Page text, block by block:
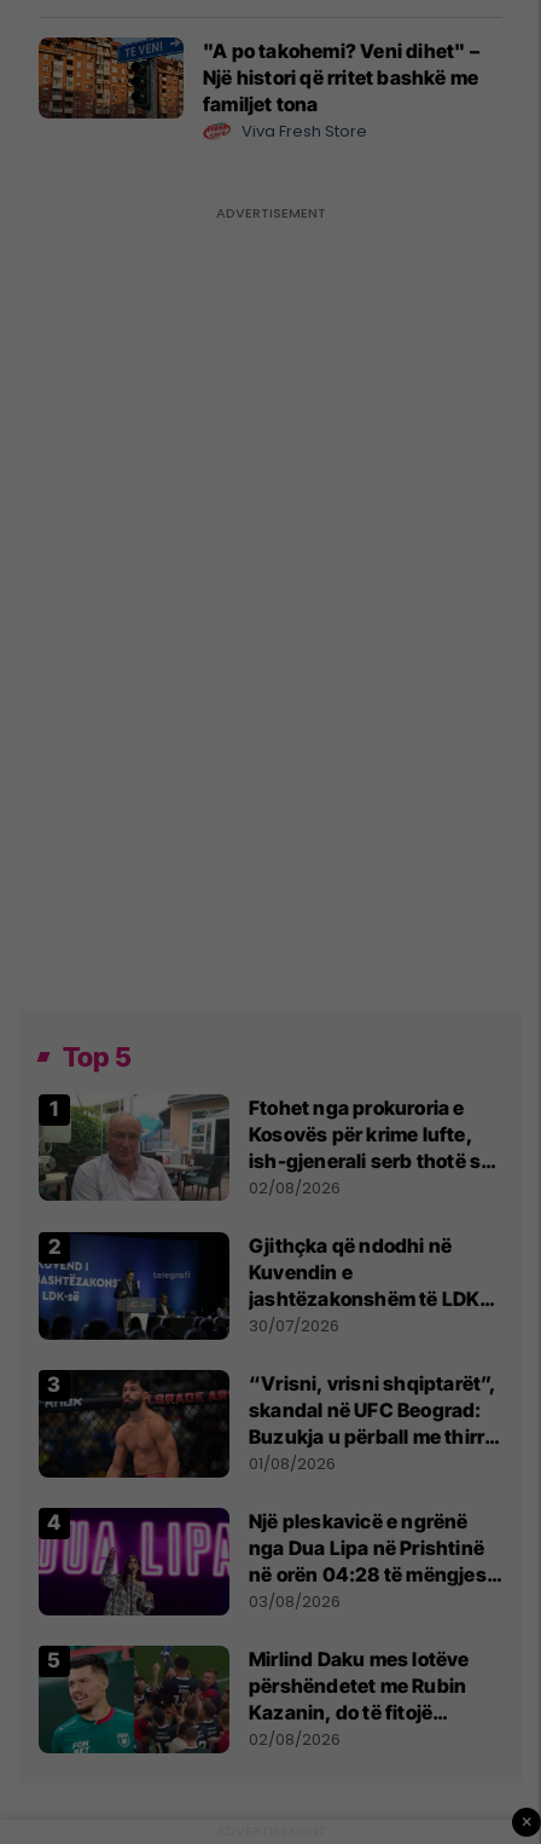
"A po takohemi? Veni dihet" –
Një histori që rritet bashkë me
familjet tona
Viva Fresh Store
Top 5
Ftohet nga prokuroria e
Kosovës për krime lufte,
ish-gjenerali serb thotë se
dikush e tradhtoi në
02/08/2026
Gjithçka që ndodhi në
Kuvendin e
jashtëzakonshëm të LDK-
së
30/07/2026
“Vrisni, vrisni shqiptarët”,
skandal në UFC Beograd:
Buzukja u përball me thirrje
anti-shqiptare nga
01/08/2026
Një pleskavicë e ngrënë
nga Dua Lipa në Prishtinë
në orën 04:28 të mëngjesit
- dhe bota digjitale serbe
03/08/2026
Mirlind Daku mes lotëve
përshëndetet me Rubin
Kazanin, do të fitojë
miliona te Spartak Moska
02/08/2026
×